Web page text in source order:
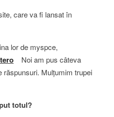
care va fi lansat în
lor de myspce,
Noi am pus câteva
răspunsuri. Mulţumim trupei
totul?